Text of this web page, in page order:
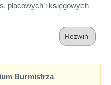
płacowych i księgowych
Rozwiń
Burmistrza